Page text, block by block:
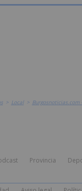
> Local >
Provincia